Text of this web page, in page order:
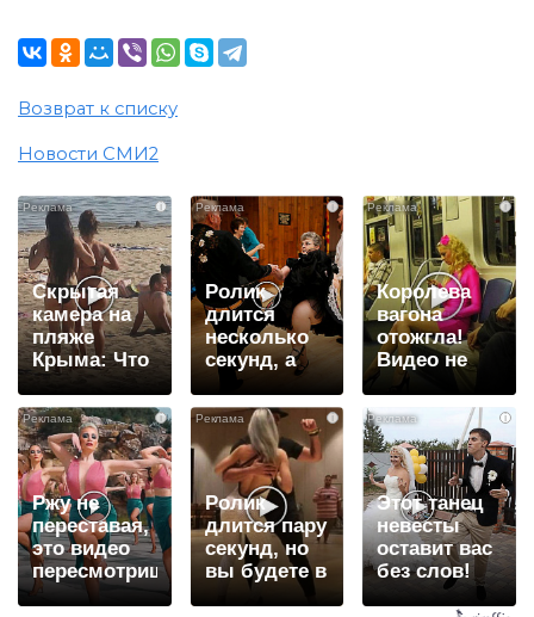
Возврат к списку
Новости СМИ2
i
Скрытая
камера на
пляже
Крыма: Что
люди
вытворяют,
когда их не
видят...
i
Ролик
длится
несколько
секунд, а
смеяться
вы будете
долго
i
Королева
вагона
отожгла!
Видео не
оставит
равнодушным
i
Ржу не
переставая,
это видео
пересмотришь
не раз
i
Ролик
длится пару
секунд, но
вы будете в
шоке от
i
Этот танец
невесты
оставит вас
без слов!
Пересмотрела